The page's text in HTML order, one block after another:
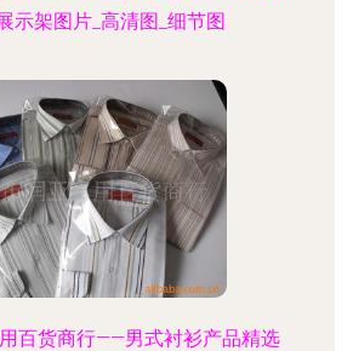
示架图片_高清图_细节图
百货商行——男式衬衫产品精选